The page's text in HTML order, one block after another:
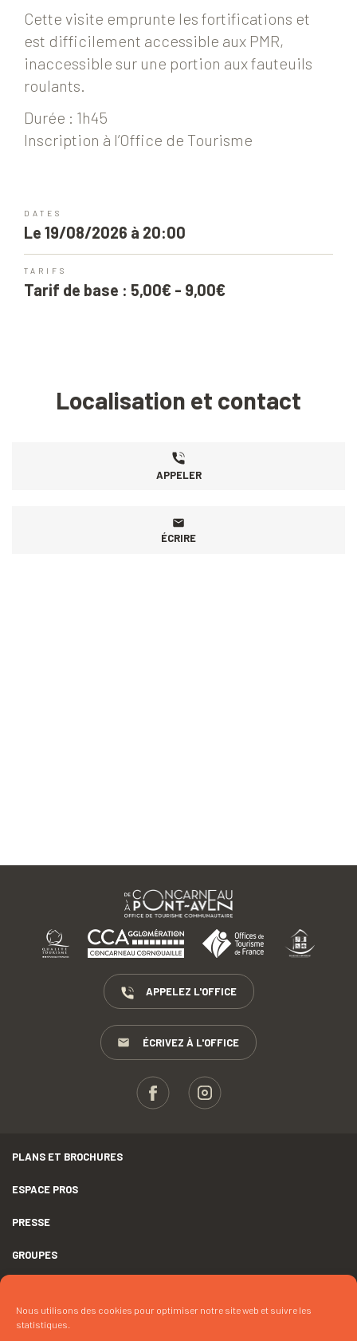
Nous utilisons des cookies pour optimiser notre site web et suivre les
statistiques.
Cette visite emprunte les fortifications et
est difficilement accessible aux PMR,
inaccessible sur une portion aux fauteuils
roulants.
Durée : 1h45
Inscription à l’Office de Tourisme
DATES
Le 19/08/2026 à 20:00
TARIFS
Tarif de base : 5,00€ - 9,00€
Localisation et contact
APPELER
ÉCRIRE
APPELEZ L'OFFICE
ÉCRIVEZ À L'OFFICE
PLANS ET BROCHURES
ESPACE PROS
PRESSE
GROUPES
DÉCLARATION D’ACCESSIBILITÉ